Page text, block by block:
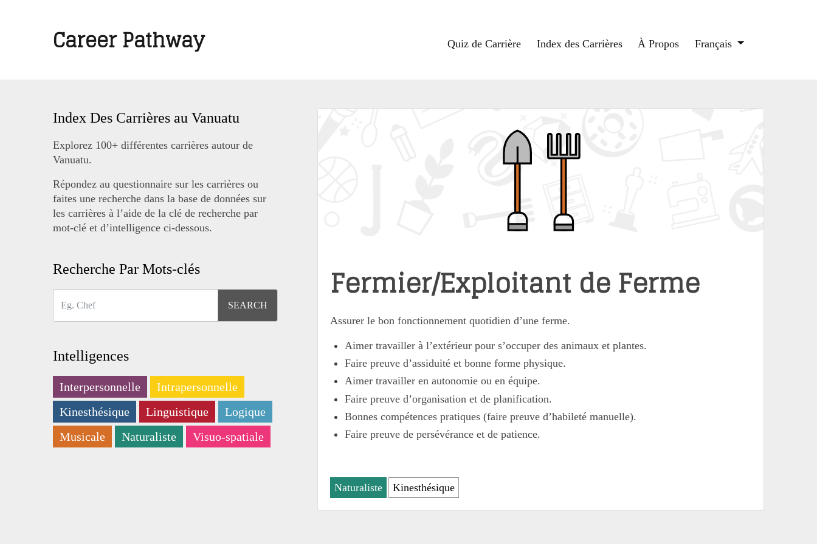
Career Pathway Quiz de Carrière Index des Carrières À Propos Français
Index Des Carrières au Vanuatu
Explorez 100+ différentes carrières autour de
Vanuatu.
Répondez au questionnaire sur les carrières ou
faites une recherche dans la base de données sur
les carrières à l’aide de la clé de recherche par
mot-clé et d’intelligence ci-dessous.
Recherche Par Mots-clés
Intelligences
Interpersonnelle
Intrapersonnelle
Kinesthésique
Linguistique
Logique
Musicale
Naturaliste Visuo-spatiale
Fermier/Exploitant de Ferme
Assurer le bon fonctionnement quotidien d’une ferme.
Aimer travailler à l’extérieur pour s’occuper des animaux et plantes.
Faire preuve d’assiduité et bonne forme physique.
Aimer travailler en autonomie ou en équipe.
Faire preuve d’organisation et de planification.
Bonnes compétences pratiques (faire preuve d’habileté manuelle).
Faire preuve de persévérance et de patience.
Naturaliste Kinesthésique